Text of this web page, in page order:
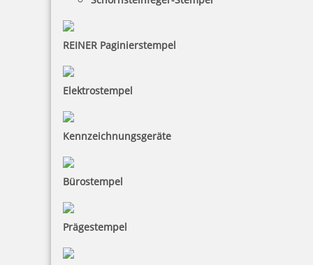
REINER Paginierstempel
Elektrostempel
Kennzeichnungsgeräte
Bürostempel
Prägestempel
Trodat Austauschkissen 6/4927 (Trodat 4927, 4927typo, 4727,
4957, 4757)
0,47 €